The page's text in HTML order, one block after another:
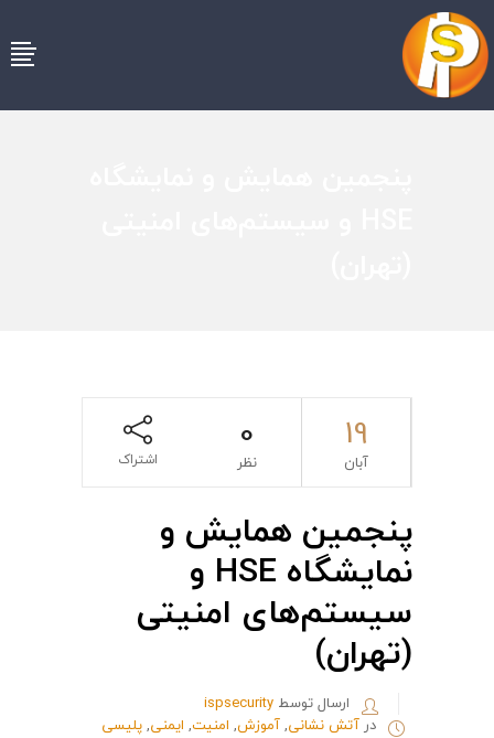
19
آبان
0
نظر اشتراک
پنجمین همایش و
نمایشگاه HSE و
سیستم‌های امنیتی
(تهران)
ارسال توسط ispsecurity
در آتش نشانی,آموزش, امنیت, ایمنی,پلیسی